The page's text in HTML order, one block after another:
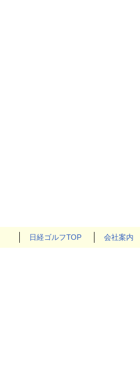
日経ゴルフTOP 会社案内